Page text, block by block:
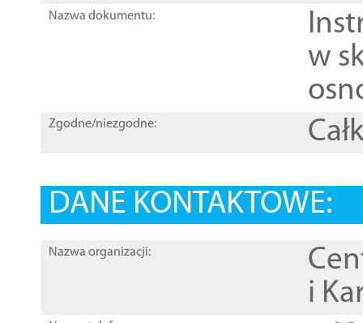
Nazwa dokumentu:
w
Zgodne/niezgodne:
DANE KONTAKTOWE:
Nazwa organizacji:
i